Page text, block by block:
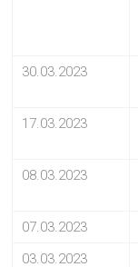
30.03.2023
17.03.2023
08.03.2023
07.03.2023
03.03.2023